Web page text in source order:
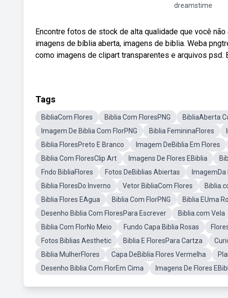
dreamstime
Encontre fotos de stock de alta qualidade que você
imagens de bíblia aberta, imagens de biblia. Weba
como imagens de clipart transparentes e arquivos
Tags
BibliaCom Flores Biblia Com FloresPNG BibliaAberta
Imagem De Biblia Com FlorPNG
Biblia FemininaFlores
Biblia FloresPreto E Branco
Imagem DeBiblia Em Flores
Biblia Com FloresClip Art
Imagens De Flores EBiblia
Fndo BibliaFlores
Fotos DeBiblias Abiertas ImagemDa
Biblia FloresDo Inverno
Vetor BibliaCom Flores
Biblia Flores EAgua
Biblia Com FlorPNG Biblia EUma
Desenho Biblia Com FloresPara Escrever
Biblia.com Vela
Biblia Com FlorNo Meio
Fundo Capa Biblia Rosas
Fotos Biblias Aesthetic
Biblia E FloresPara Cartza
Biblia MulherFlores
Capa DeBiblia Flores Vermelha
Desenho Biblia Com FlorEm Cima
Imagens De Flores